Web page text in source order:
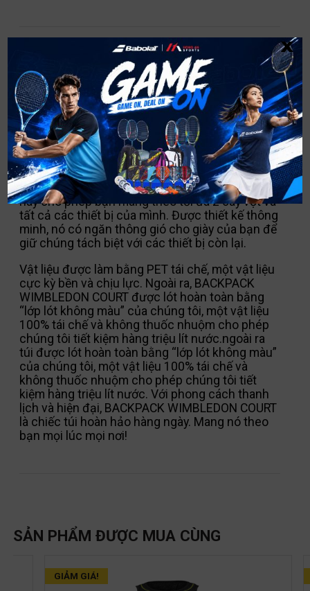
MÔ TẢ
BACKPACK WIMBLEDON COURT
là sự kết hợp hoàn hảo giữa phong cách truyền
thống và hiện đại. Đa năng và tiện dụng, chiếc
túi đựng vợt này sẽ đồng hành cùng bạn cả trên
sân lẫn trong các hoạt động hàng ngày.
Chiếc túi tennis được thiết kế hợp lý, tiện dụng
này cho phép bạn mang theo tối đa 2 cây vợt và
tất cả các thiết bị của mình. Được thiết kế thông
minh, nó có ngăn thông gió cho giày của bạn để
giữ chúng tách biệt với các thiết bị còn lại.
Vật liệu được làm bằng PET tái chế, một vật liệu
cực kỳ bền và chịu lực. Ngoài ra, BACKPACK
WIMBLEDON COURT được lót hoàn toàn bằng
“lớp lót không màu” của chúng tôi, một vật liệu
100% tái chế và không thuốc nhuộm cho phép
chúng tôi tiết kiệm hàng triệu lít nước.ngoài ra
túi được lót hoàn toàn bằng “lớp lót không màu”
của chúng tôi, một vật liệu 100% tái chế và
không thuốc nhuộm cho phép chúng tôi tiết
kiệm hàng triệu lít nước. Với phong cách thanh
lịch và hiện đại, BACKPACK WIMBLEDON COURT
là chiếc túi hoàn hảo hàng ngày. Mang nó theo
bạn mọi lúc mọi nơi!
SẢN PHẨM ĐƯỢC MUA CÙNG
GIẢM GIÁ!
x